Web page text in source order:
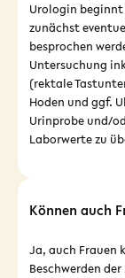
Urologin
zunächst
besprochen
Untersuchung
(rektale
Hoden und ggf.
Urinprobe und/
Laborwerte zu
Können auch
Ja, auch Frauen
Beschwerden